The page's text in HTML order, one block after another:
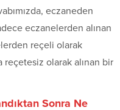
eczaneden
eczanelerden alınan
reçeli olarak
reçetesiz olarak alınan bir
Sonra Ne